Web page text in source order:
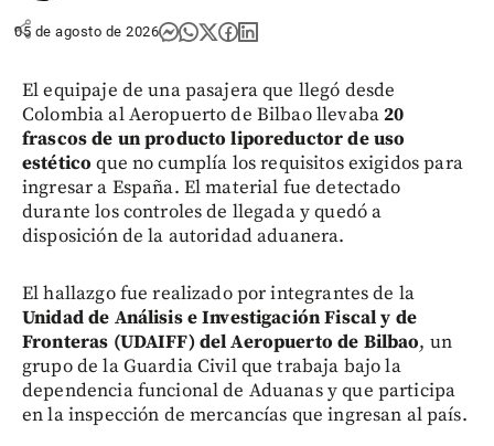
share
05 de agosto de 2026
El equipaje de una pasajera que llegó desde
Colombia al Aeropuerto de Bilbao llevaba20
frascos de un producto liporeductor de uso
estético que no cumplía los requisitos exigidos para
ingresar a España. El material fue detectado
durante los controles de llegada y quedó a
disposición de la autoridad aduanera.
El hallazgo fue realizado por integrantes de la
Unidad de Análisis e Investigación Fiscal y de
Fronteras (UDAIFF) del Aeropuerto de Bilbao, un
grupo de la Guardia Civil que trabaja bajo la
dependencia funcional de Aduanas y que participa
en la inspección de mercancías que ingresan al país.